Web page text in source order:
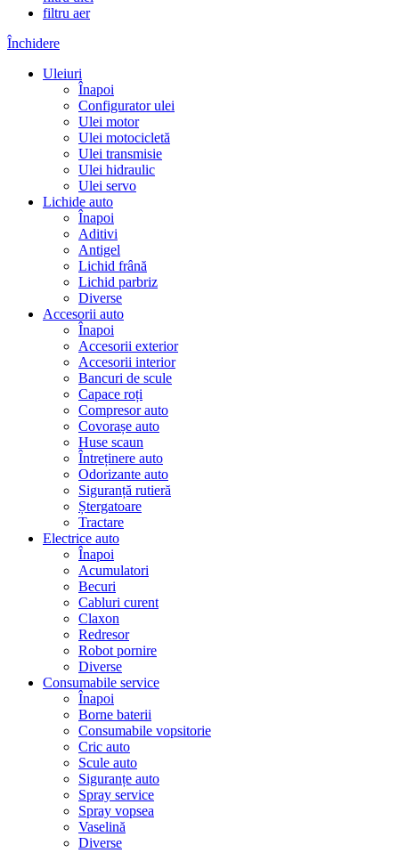
filtru aer
Închidere
Uleiuri
Înapoi
Configurator ulei
Ulei motor
Ulei motocicletă
Ulei transmisie
Ulei hidraulic
Ulei servo
Lichide auto
Înapoi
Aditivi
Antigel
Lichid frână
Lichid parbriz
Diverse
Accesorii auto
Înapoi
Accesorii exterior
Accesorii interior
Bancuri de scule
Capace roți
Compresor auto
Covorașe auto
Huse scaun
Întreținere auto
Odorizante auto
Siguranță rutieră
Ștergatoare
Tractare
Electrice auto
Înapoi
Acumulatori
Becuri
Cabluri curent
Claxon
Redresor
Robot pornire
Diverse
Consumabile service
Înapoi
Borne baterii
Consumabile vopsitorie
Cric auto
Scule auto
Siguranțe auto
Spray service
Spray vopsea
Vaselină
Diverse